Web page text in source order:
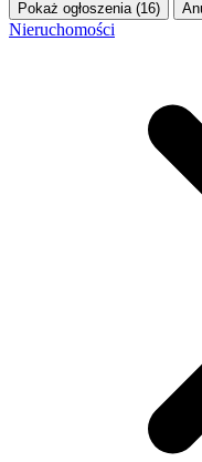
Pokaż ogłoszenia (16)
Nieruchomości